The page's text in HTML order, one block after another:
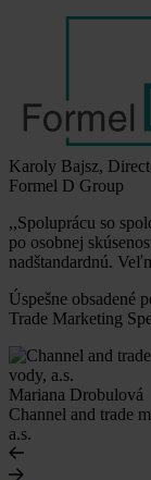
Karoly Bajsz,
Formel D Group
,,Spoluprácu so
po osobnej
nadštandardnú.
Úspešne obsadené
Trade Marketing
Mariana Drobulová
Channel and trade
a.s.